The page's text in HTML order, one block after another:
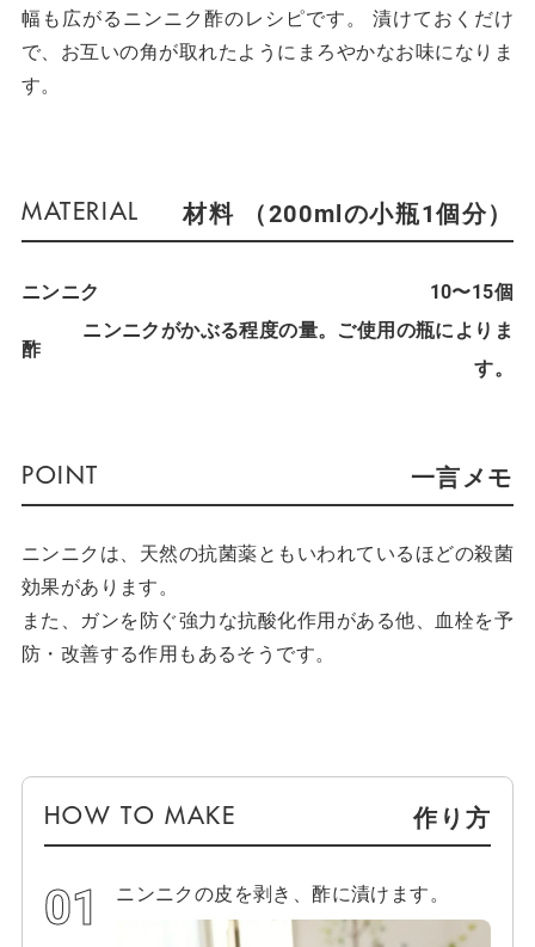
幅も広がるニンニク酢のレシピです。 漬けておくだけ
で、お互いの角が取れたようにまろやかなお味になりま
す。
材料 （200mlの小瓶1個分）
ニンニク 10〜15個
酢
ニンニクがかぶる程度の量。ご使用の瓶によりま
す。
一言メモ
ニンニクは、天然の抗菌薬ともいわれているほどの殺菌
効果があります。
また、ガンを防ぐ強力な抗酸化作用がある他、血栓を予
防・改善する作用もあるそうです。
作り方
ニンニクの皮を剥き、酢に漬けます。